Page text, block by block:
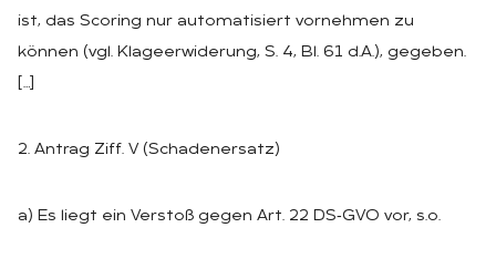
ist, das Scoring nur automatisiert vornehmen zu
können (vgl. Klageerwiderung, S. 4, Bl. 61 d.A.), gegeben.
[…]
2. Antrag Ziff. V (Schadenersatz)
a) Es liegt ein Verstoß gegen Art. 22 DS‑GVO vor, s.o.